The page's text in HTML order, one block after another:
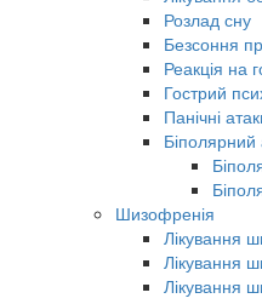
Розлад сну
Безсоння
Реакція на
Гострий
Панічні
Шизофренія
Лікування
Лікування
Лікування